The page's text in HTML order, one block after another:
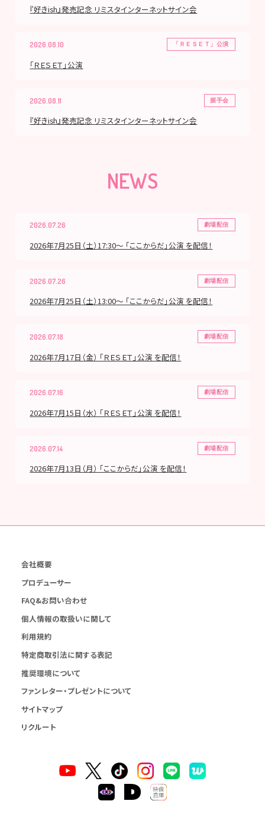
『好きish』発売記念 リミスタインターネットサイン会
2026.08.10 「ＲＥＳＥＴ」公演
「ＲＥＳＥＴ」公演
2026.08.11 握手会
『好きish』発売記念 リミスタインターネットサイン会
NEWS
2026.07.26 劇場配信
2026年7月25日（土）17:30～ 「ここからだ」公演 を配信！
2026.07.26 劇場配信
2026年7月25日（土）13:00～ 「ここからだ」公演 を配信！
2026.07.18 劇場配信
2026年7月17日（金） 「ＲＥＳＥＴ」公演 を配信！
2026.07.16 劇場配信
2026年7月15日（水） 「ＲＥＳＥＴ」公演 を配信！
2026.07.14 劇場配信
2026年7月13日（月） 「ここからだ」公演 を配信！
会社概要
プロデューサー
FAQ&お問い合わせ
個人情報の取扱いに関して
利用規約
特定商取引法に関する表記
推奨環境について
ファンレター・プレゼントについて
サイトマップ
リクルート